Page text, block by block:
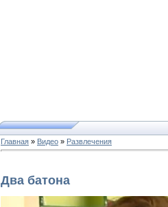
Главная » Видео » Развлечения
Два батона